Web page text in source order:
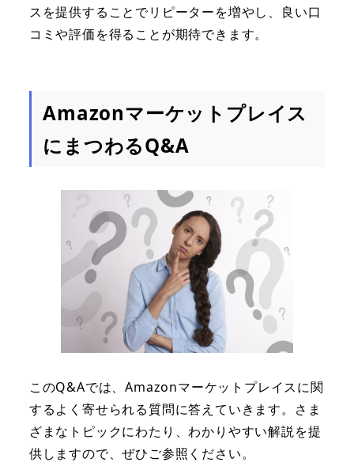
スを提供することでリピーターを増やし、良い口
コミや評価を得ることが期待できます。
Amazonマーケットプレイス
にまつわるQ&A
このQ&Aでは、Amazonマーケットプレイスに関
するよく寄せられる質問に答えていきます。さま
ざまなトピックにわたり、わかりやすい解説を提
供しますので、ぜひご参照ください。